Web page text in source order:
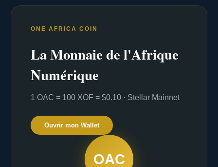
ONE AFRICA COIN
La Monnaie de l'Afrique
Numérique
1 OAC = 100 XOF = $0.10 · Stellar Mainnet
Ouvrir mon Wallet
OAC